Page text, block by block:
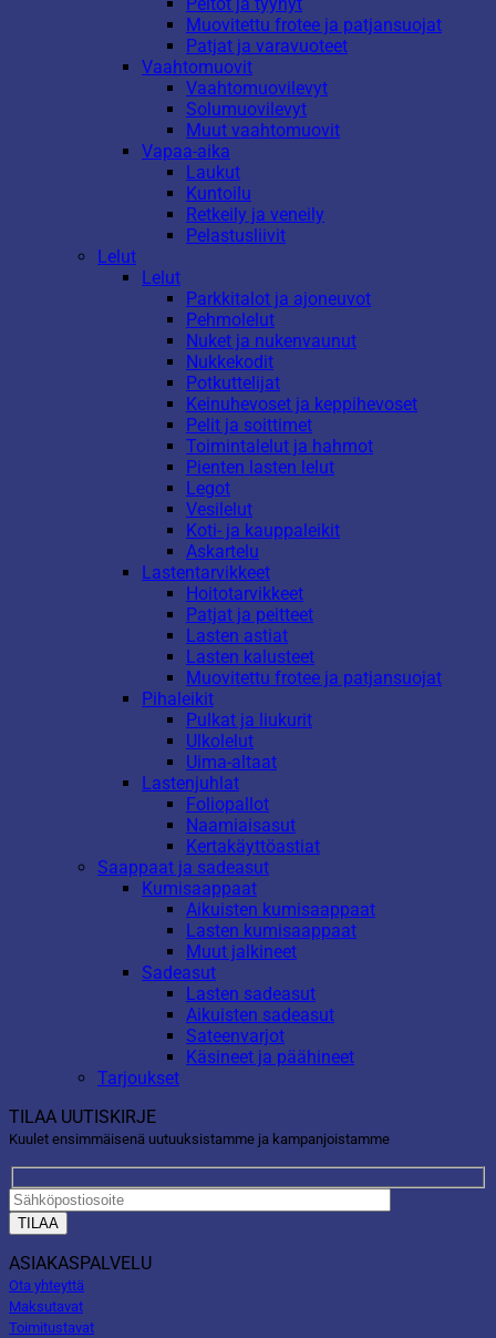
Muovitettu frotee ja patjansuojat
Patjat ja varavuoteet
Vaahtomuovit
Vaahtomuovilevyt
Solumuovilevyt
Muut vaahtomuovit
Vapaa-aika
Laukut
Kuntoilu
Retkeily ja veneily
Pelastusliivit
Lelut
Lelut
Parkkitalot ja ajoneuvot
Pehmolelut
Nuket ja nukenvaunut
Nukkekodit
Potkuttelijat
Keinuhevoset ja keppihevoset
Pelit ja soittimet
Toimintalelut ja hahmot
Pienten lasten lelut
Legot
Vesilelut
Koti- ja kauppaleikit
Askartelu
Lastentarvikkeet
Hoitotarvikkeet
Patjat ja peitteet
Lasten astiat
Lasten kalusteet
Muovitettu frotee ja patjansuojat
Pihaleikit
Pulkat ja liukurit
Ulkolelut
Uima-altaat
Lastenjuhlat
Foliopallot
Naamiaisasut
Kertakäyttöastiat
Saappaat ja sadeasut
Kumisaappaat
Aikuisten kumisaappaat
Lasten kumisaappaat
Muut jalkineet
Sadeasut
Lasten sadeasut
Aikuisten sadeasut
Sateenvarjot
Käsineet ja päähineet
Tarjoukset
TILAA UUTISKIRJE
Kuulet ensimmäisenä uutuuksistamme ja kampanjoistamme
ASIAKASPALVELU
Ota yhteyttä
Maksutavat
Toimitustavat